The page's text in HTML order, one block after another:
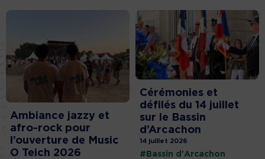
Ambiance jazzy et
afro-rock pour
l’ouverture de Music
O Teich 2026
Cérémonies et
défilés du 14 juillet
sur le Bassin
d’Arcachon
14 juillet 2026
#Bassin d'Arcachon